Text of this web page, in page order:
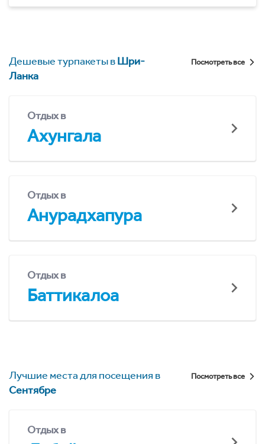
Дешевые турпакеты вШри-
Ланка
Посмотреть все
Отдых в
Ахунгала
Отдых в
Анурадхапура
Отдых в
Баттикалоа
Лучшие места для посещения в
Сентябре
Посмотреть все
Отдых в